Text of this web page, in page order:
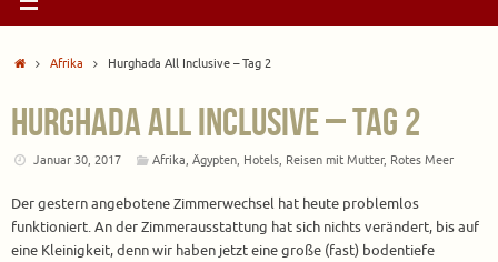
StartAfrika Hurghada All Inclusive – Tag 2
Hurghada All Inclusive – Tag 2
Januar 30, 2017 Afrika,Ägypten, Hotels, Reisen mit Mutter, Rotes Meer
Der gestern angebotene Zimmerwechsel hat heute problemlos
funktioniert. An der Zimmerausstattung hat sich nichts verändert, bis auf
eine Kleinigkeit, denn wir haben jetzt eine große (fast) bodentiefe